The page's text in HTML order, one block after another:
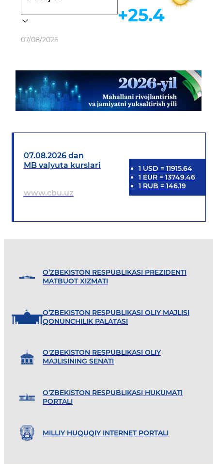
Ob-havo
07/08/2026
+25.4
07.08.2026 dan
MB valyuta kurslari
www.cbu.uz
1 USD = 11915.64
1 EUR= 13749.46
1 RUB = 146.19
O’ZBEKISTON RESPUBLIKASI PREZIDENTI
MATBUOT XIZMATI
O’ZBEKISTON RESPUBLIKASI OLIY MAJLISI
QONUNCHILIK PALATASI
O'ZBEKISTON RESPUBLIKASI OLIY
MAJLISINING SENATI
O’ZBEKISTON RESPUBLIKASI HUKUMATI
PORTALI
MILLIY HUQUQIY INTERNET PORTALI